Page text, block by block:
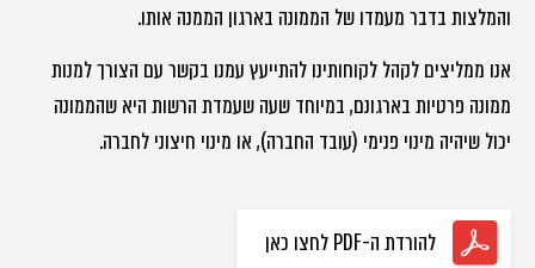
והמלצות בדבר מעמדו של הממונה בארגון הממנה אותו.
אנו ממליצים לקהל לקוחותינו להתייעץ עמנו בקשר עם הצורך למנות
ממונה פרטיות בארגונם, במיוחד שעה שעמדת הרשות היא שהממונה
יכול שיהיה מינוי פנימי (עובד החברה), או מינוי חיצוני לחברה.
להורדת ה-PDF לחצו כאן